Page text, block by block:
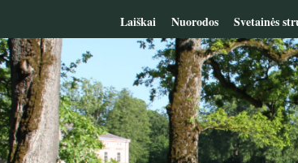
Laiškai Nuorodos Svetainės